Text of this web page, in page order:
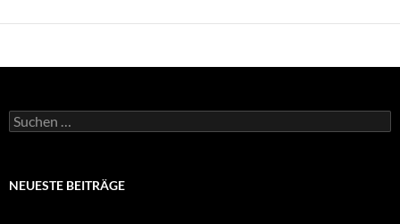
Suchen
nach:
NEUESTE BEITRÄGE